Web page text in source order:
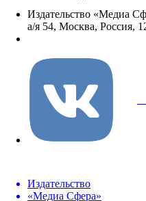
Издательство «Медиа
а/я 54, Москва, Россия,
Издательство
«Медиа Сфера»